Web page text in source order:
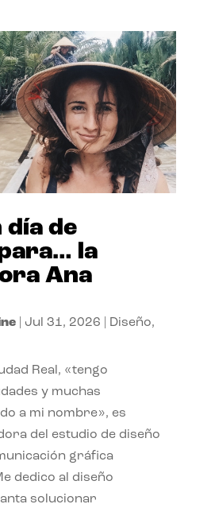
día de
la
Ana
| Jul 31, 2026 Diseño,
Real, «tengo
y muchas
a mi nombre», es
del estudio de diseño
gráfica
dedico al diseño
solucionar